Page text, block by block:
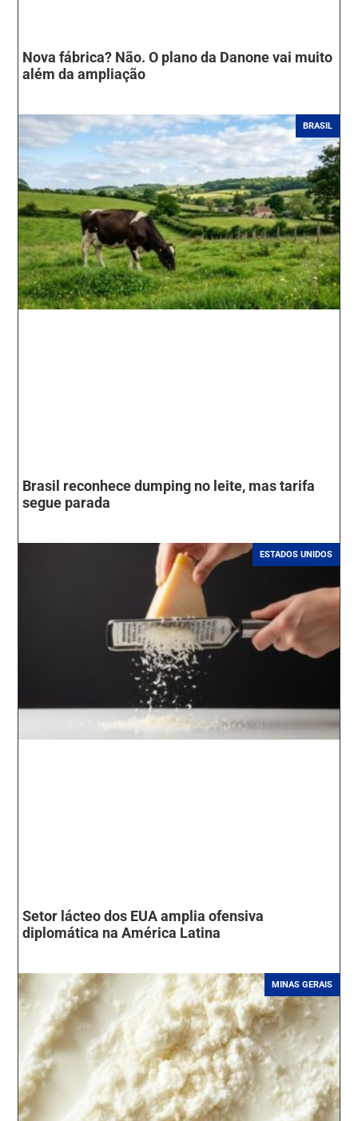
Nova fábrica? Não. O plano da Danone vai muito
além da ampliação
BRASIL
Brasil reconhece dumping no leite, mas tarifa
segue parada
ESTADOS UNIDOS
Setor lácteo dos EUA amplia ofensiva
diplomática na América Latina
MINAS GERAIS